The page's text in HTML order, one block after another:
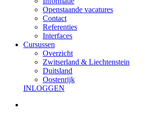
Openstaande vacatures
Contact
Referenties
Interfaces
Cursussen
Overzicht
Zwitserland & Liechtenstein
Duitsland
Oostenrijk
INLOGGEN